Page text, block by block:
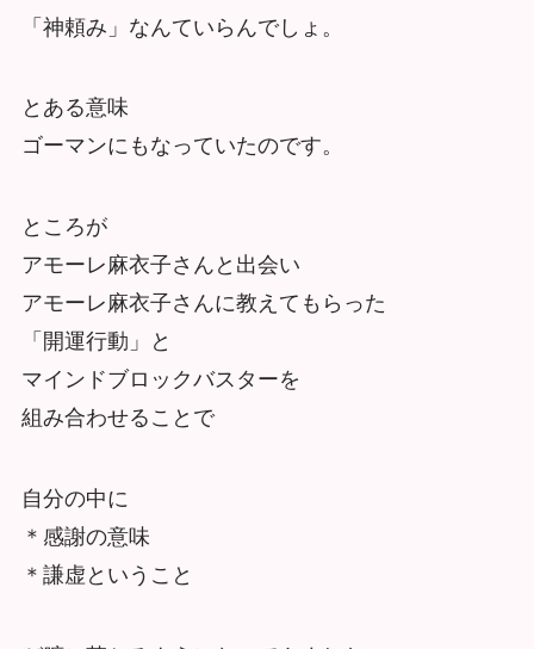
「神頼み」なんていらんでしょ。
とある意味
ゴーマンにもなっていたのです。
ところが
アモーレ麻衣子さんと出会い
アモーレ麻衣子さんに教えてもらった
「開運行動」と
マインドブロックバスターを
組み合わせることで
自分の中に
＊感謝の意味
＊謙虚ということ